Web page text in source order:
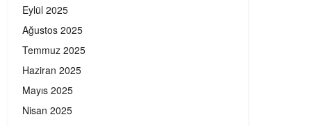
Eylül 2025
Ağustos 2025
Temmuz 2025
Haziran 2025
Mayıs 2025
Nisan 2025